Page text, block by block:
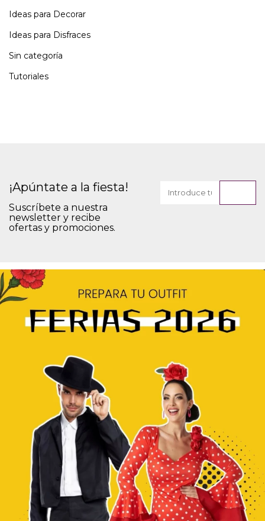
Ideas para Decorar
Ideas para Disfraces
Sin categoría
Tutoriales
¡Apúntate a la fiesta!
Suscríbete a nuestra
newsletter y recibe
ofertas y promociones.